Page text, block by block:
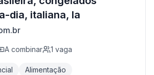
dia, italiana, la
A combinar 1 vaga
Alimentação